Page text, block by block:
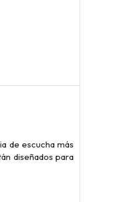
de escucha más
diseñados para